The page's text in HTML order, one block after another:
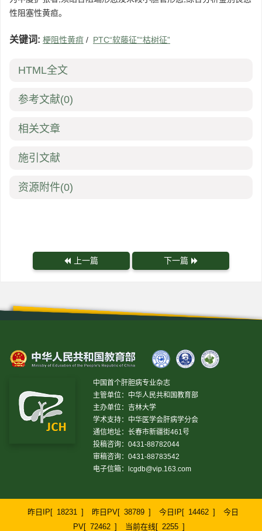
性阻塞性黄疸。
关键词: 梗阻性黄疽 / PTC“软藤征”“枯树征”
HTML全文
参考文献(0)
相关文章
施引文献
资源附件(0)
上一篇 下一篇
中国首个肝胆病专业杂志
主管单位：中华人民共和国教育部
主办单位：吉林大学
学术支持：中华医学会肝病学分会
通信地址：长春市新疆街461号
投稿咨询：0431-88782044
审稿咨询：0431-88783542
电子信箱：
lcgdb@vip.163.com
昨日IP[ 18231 ] 昨日PV[ 38789 ] 今日IP[ 14462 ]
今日
PV[ 72462 ] 当前在线[ 2255 ]